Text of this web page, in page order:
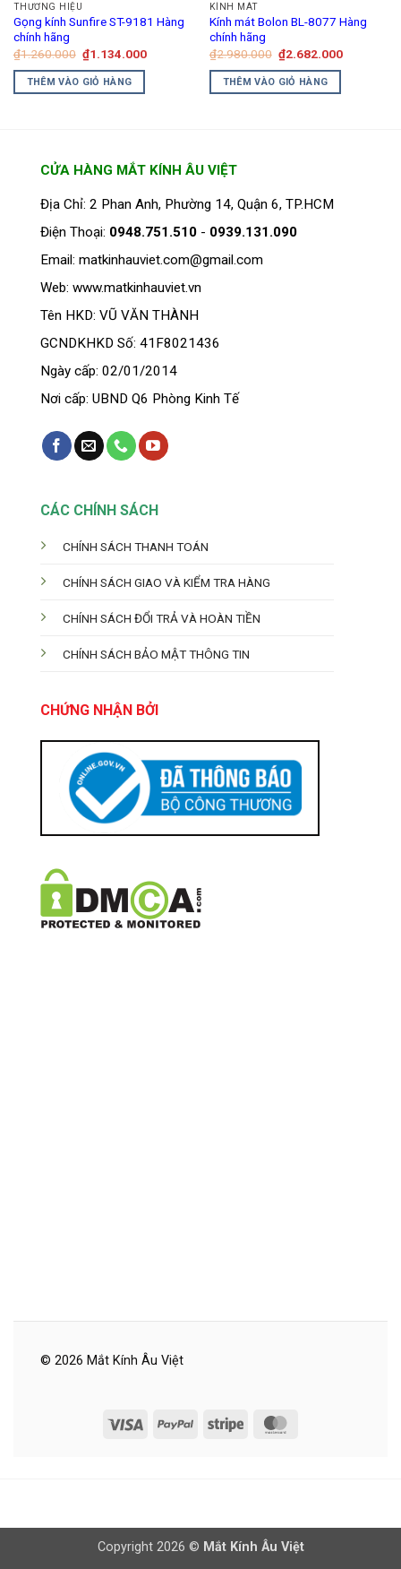
được
chọn
trên
trang
sản
THƯƠNG HIỆU
Gọng kính Sunfire ST-9181 Hàng
chính hãng
₫1.260.000 Giá
gốc
là:
₫1.260.000.
₫1.134.000Giá
THÊM VÀO GIỎ HÀNG
KÍNH MÁT
Kính mát Bolon BL-8077 Hàng
chính hãng
₫2.980.000 Giá
gốc
là:
₫2.980.000.
₫2.682.000Giá
THÊM VÀO GIỎ HÀNG
CỬA HÀNG MẮT KÍNH ÂU VIỆT
Địa Chỉ: 2 Phan Anh, Phường 14, Quận 6, TP.HCM
Điện Thoại: 0948.751.510 - 0939.131.090
Email: matkinhauviet.com@gmail.com
Web: www.matkinhauviet.vn
Tên HKD: VŨ VĂN THÀNH
GCNDKHKD Số: 41F8021436
Ngày cấp: 02/01/2014
Nơi cấp: UBND Q6 Phòng Kinh Tế
CÁC CHÍNH SÁCH
CHÍNH SÁCH THANH TOÁN
CHÍNH SÁCH GIAO VÀ KIỂM TRA HÀNG
CHÍNH SÁCH ĐỔI TRẢ VÀ HOÀN TIỀN
CHÍNH SÁCH BẢO MẬT THÔNG TIN
CHỨNG NHẬN BỞI
© 2026 Mắt Kính Âu Việt
Visa PayPal Stripe
Copyright 2026 © Mắt Kính Âu Việt